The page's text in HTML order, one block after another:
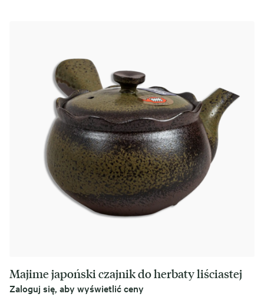
Majime japoński czajnik do herbaty liściastej
Zaloguj się, aby wyświetlić ceny